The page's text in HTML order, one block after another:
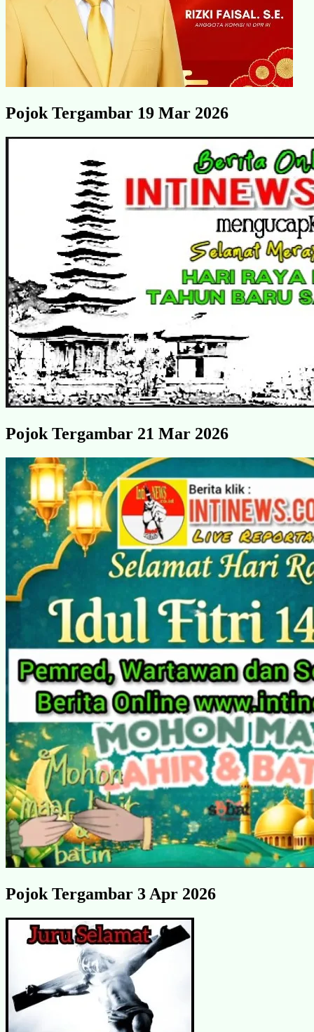
Pojok Tergambar 19 Mar 2026
Pojok Tergambar 21 Mar 2026
Pojok Tergambar 3 Apr 2026